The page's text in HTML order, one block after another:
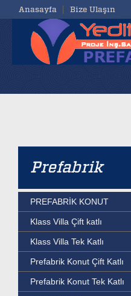
Anasayfa Bize Ulaşın
Prefabrik
PREFABRİK KONUT
Klass Villa Çift katlı
Klass Villa Tek Katlı
Prefabrik Konut Çift Katlı
Prefabrik Konut Tek Katlı